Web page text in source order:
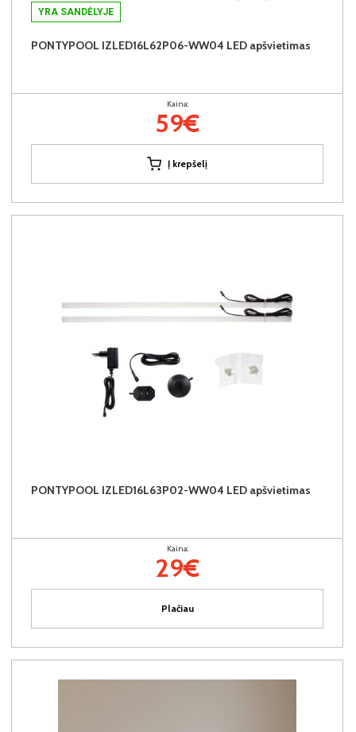
YRA SANDĖLYJE
PONTYPOOL IZLED16L62P06-WW04 LED apšvietimas
Kaina:
59€
Į krepšelį
PONTYPOOL IZLED16L63P02-WW04 LED apšvietimas
Kaina:
29€
Plačiau